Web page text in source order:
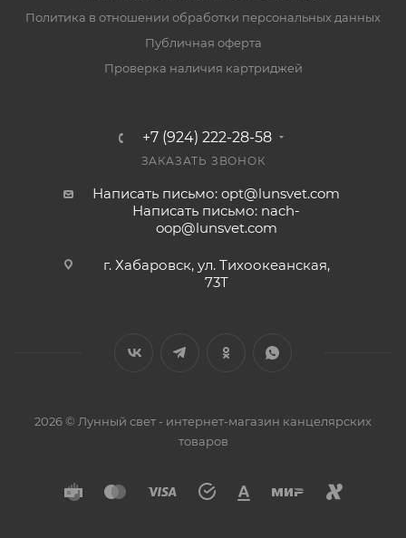
Политика в отношении обработки персональных данных
Публичная оферта
Проверка наличия картриджей
+7 (924) 222-28-58
ЗАКАЗАТЬ ЗВОНОК
Написать письмо: opt@lunsvet.com
Написать письмо: nach-
oop@lunsvet.com
г. Хабаровск, ул. Тихоокеанская,
73Т
2026 © Лунный свет - интернет-магазин канцелярских
товаров